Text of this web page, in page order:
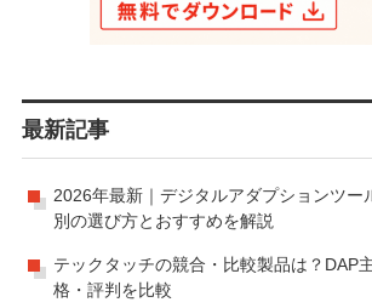
最新記事
2026年最新｜デジタルアダプションツー
別の選び方とおすすめを解説
テックタッチの競合・比較製品は？DAP
格・評判を比較